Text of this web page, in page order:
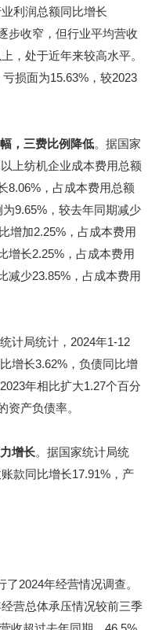
利润总额同比增长
步收窄，但行业平均营收
，处于近年来较高水平。
损面为15.63%，较2023
，三费比例降低。据国家
上纺机企业成本费用总额
8.06%，占成本费用总额
9.65%，较去年同期减少
增加2.25%，占成本费用
增长2.25%，占成本费用
减少23.85%，占成本费用
计局统计，2024年1-12
增长3.62%，负债同比增
年相比扩大1.27个百分
资产负债率。
增长。据国家统计局统
款同比增长17.91%，产
2024年经营情况调查。
营总体承压情况较前三季